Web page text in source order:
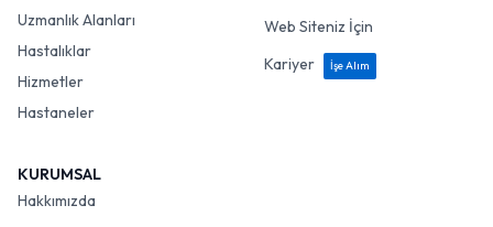
Uzmanlık Alanları
Hastalıklar
Hizmetler
Hastaneler
Web Siteniz İçin
Kariyer
İşe Alım
KURUMSAL
Hakkımızda